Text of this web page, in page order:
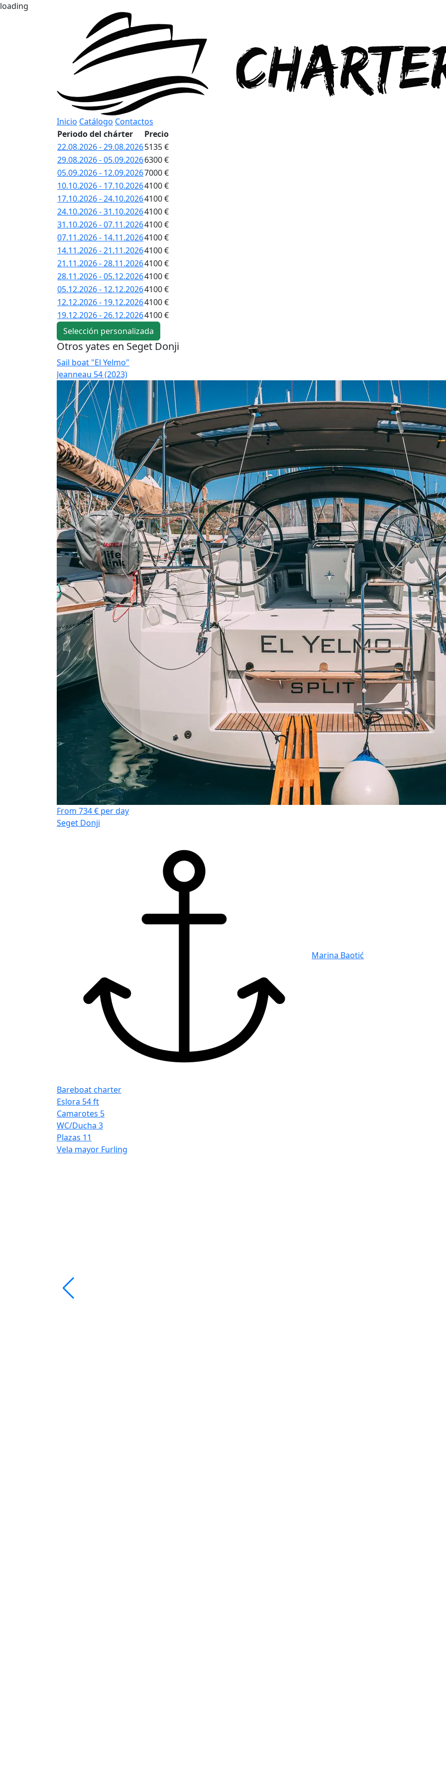
loading
Inicio Catálogo Contactos
Periodo del chárter
Precio
22.08.2026 - 29.08.20265135 €
29.08.2026 - 05.09.20266300 €
05.09.2026 - 12.09.20267000 €
10.10.2026 - 17.10.20264100 €
17.10.2026 - 24.10.20264100 €
24.10.2026 - 31.10.20264100 €
31.10.2026 - 07.11.20264100 €
07.11.2026 - 14.11.20264100 €
14.11.2026 - 21.11.20264100 €
21.11.2026 - 28.11.20264100 €
28.11.2026 - 05.12.20264100 €
05.12.2026 - 12.12.20264100 €
12.12.2026 - 19.12.20264100 €
19.12.2026 - 26.12.20264100 €
Selección personalizada
Otros yates en Seget Donji
Sail boat "El Yelmo"
Jeanneau 54 (2023)
From 734 € per day
Seget Donji
Marina Baotić
Bareboat charter
Eslora 54 ft
Camarotes 5
WC/Ducha 3
Plazas 11
Vela mayor Furling